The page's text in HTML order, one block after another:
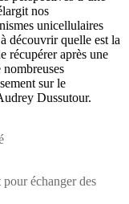
nos
unicellulaires
découvrir quelle est la
récupérer après une
sur le
Dussutour.
échanger des